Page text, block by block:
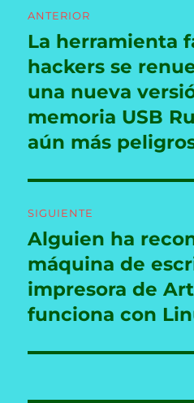
de
entradas
ANTERIOR
Entrada
anterior:
La herramienta
hackers se
una nueva
memoria USB
aún más
SIGUIENTE
Entrada
siguiente:
Alguien ha
máquina de
impresora de
funciona con